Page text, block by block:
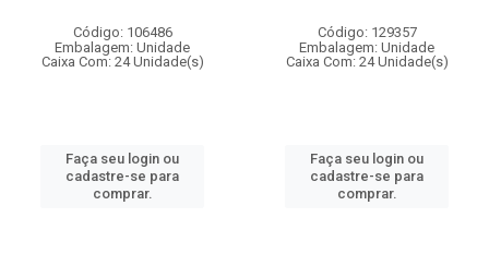
Código: 106486
Embalagem: Unidade
Caixa Com: 24 Unidade(s)
Faça seu login ou
cadastre-se para
comprar.
Código: 129357
Embalagem: Unidade
Caixa Com: 24 Unidade(s)
Faça seu login ou
cadastre-se para
comprar.